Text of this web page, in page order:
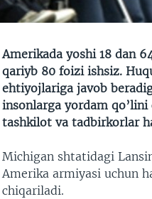
Amerikada yoshi 18 dan
qariyb 80 foizi ishsiz.
ehtiyojlariga javob
insonlarga yordam
tashkilot va tadbirkorlar
Michigan shtatidagi
Amerika armiyasi uchun
chiqariladi.